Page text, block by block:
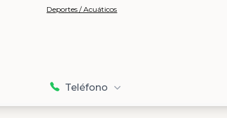
Deportes / Acuáticos
Teléfono